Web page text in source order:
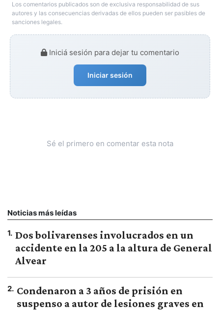
Los comentarios publicados son de exclusiva responsabilidad de sus
autores y las consecuencias derivadas de ellos pueden ser pasibles de
sanciones legales.
Iniciá sesión para dejar tu comentario
Iniciar sesión
Sé el primero en comentar esta nota
Noticias más leídas
1. Dos bolivarenses involucrados en un
accidente en la 205 a la altura de General
Alvear
2. Condenaron a 3 años de prisión en
suspenso a autor de lesiones graves en